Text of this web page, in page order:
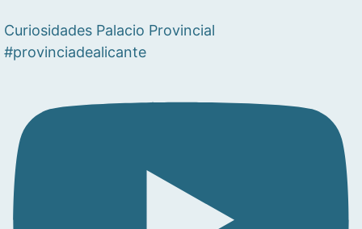
Curiosidades Palacio Provincial
#provinciadealicante